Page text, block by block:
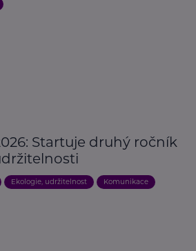
Startuje druhý ročník
Ekologie, udržitelnost Komunikace